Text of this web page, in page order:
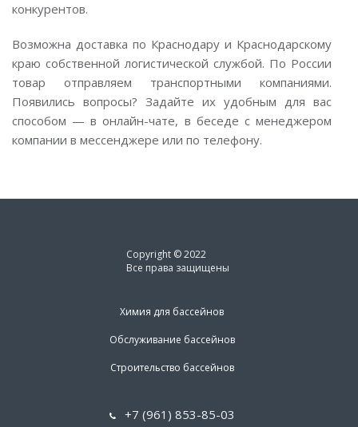
конкурентов.
Возможна доставка по Краснодару и Краснодарскому
краю собственной логистической службой. По России
товар отправляем транспортными компаниями.
Появились вопросы? Задайте их удобным для вас
способом — в онлайн-чате, в беседе с менеджером
компании в мессенджере или по телефону.
Copyright © 2022
Все права защищены
Химия для бассейнов
Обслуживание бассейнов
Строительство бассейнов
+7 (961) 853-85-03